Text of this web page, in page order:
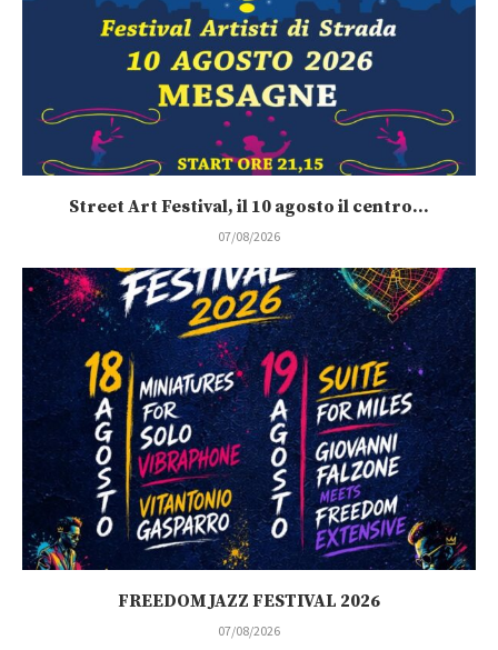
Street Art Festival, il 10 agosto il centro...
07/08/2026
FREEDOM JAZZ FESTIVAL 2026
07/08/2026